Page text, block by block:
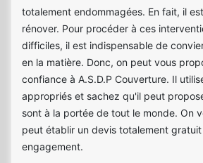
totalement endommagées. En fait, il
rénover. Pour procéder à ces
difficiles, il est indispensable de
en la matière. Donc, on peut vous
confiance à A.S.D.P Couverture. Il
appropriés et sachez qu'il peut
sont à la portée de tout le monde. On
peut établir un devis totalement
engagement.